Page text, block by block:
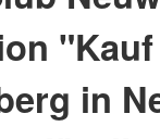
in